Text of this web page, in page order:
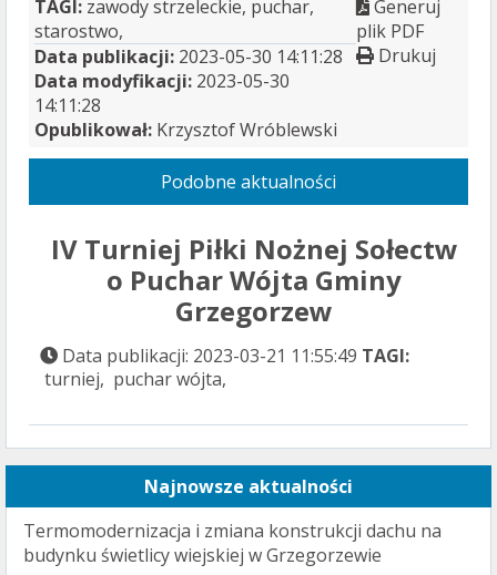
TAGI: zawody strzeleckie, puchar,
starostwo,
Data publikacji: 2023-05-30 14:11:28
Data modyfikacji: 2023-05-30
14:11:28
Opublikował: Krzysztof Wróblewski
Generuj
plik PDF
Drukuj
Podobne aktualności
IV Turniej Piłki Nożnej Sołectw
o Puchar Wójta Gminy
Grzegorzew
Data publikacji: 2023-03-21 11:55:49 TAGI:
turniej, puchar wójta,
Najnowsze aktualności
Termomodernizacja i zmiana konstrukcji dachu na
budynku świetlicy wiejskiej w Grzegorzewie